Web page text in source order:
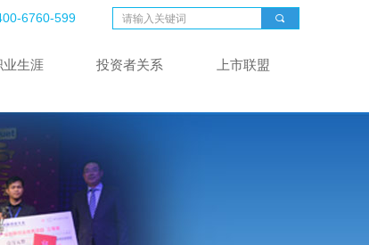
业生涯 投资者关系 上市联盟
끠
6760-599